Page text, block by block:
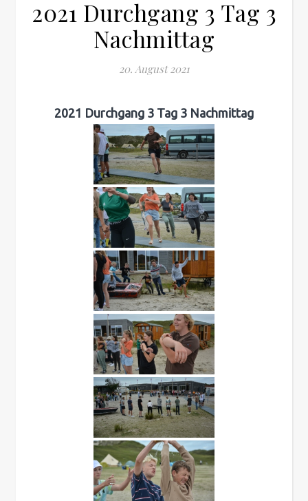
2021 Durchgang 3 Tag 3
Nachmittag
20. August 2021
2021 Durchgang 3 Tag 3 Nachmittag